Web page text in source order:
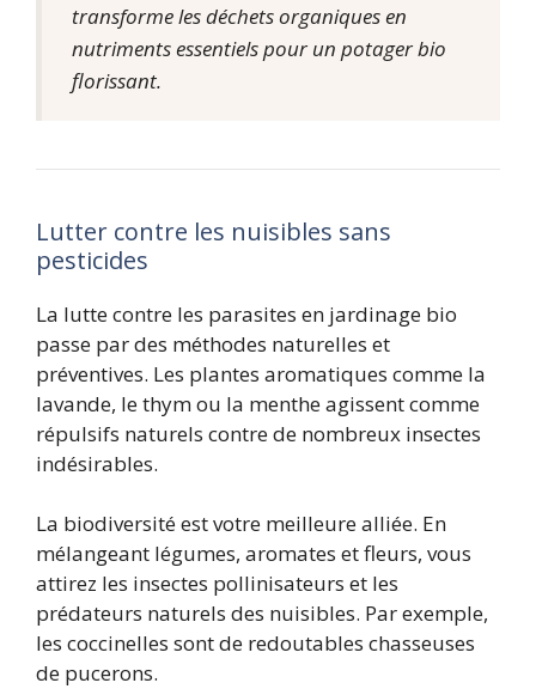
transforme les déchets organiques en
nutriments essentiels pour un potager bio
florissant.
Lutter contre les nuisibles sans
pesticides
La lutte contre les parasites en jardinage bio
passe par des méthodes naturelles et
préventives. Les plantes aromatiques comme la
lavande, le thym ou la menthe agissent comme
répulsifs naturels contre de nombreux insectes
indésirables.
La biodiversité est votre meilleure alliée. En
mélangeant légumes, aromates et fleurs, vous
attirez les insectes pollinisateurs et les
prédateurs naturels des nuisibles. Par exemple,
les coccinelles sont de redoutables chasseuses
de pucerons.